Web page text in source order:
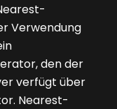
Verwendung
den der
verfügt über
Nearest-